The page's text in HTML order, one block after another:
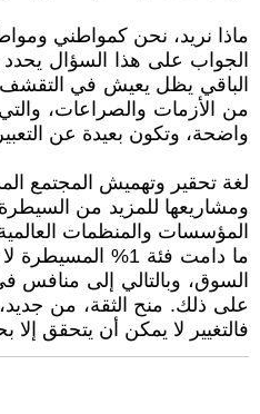
ماذا نريد، نحن كمواطني
الباقي يظل يعيش في التقشف
من الأزمات والصراعات،
واضحة، وتكون بعيدة عن
لغة تحقير وتهميش المجتمع
ومشاريعها للمزيد من
المؤسسات والمنظمات
ما دامت فئة 1%
على ذلك. منح الثقة، من
فالتغيير لا يمكن أن يتحقق